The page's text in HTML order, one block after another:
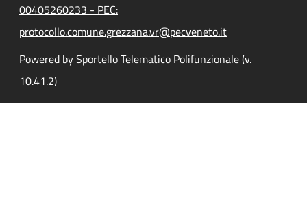
00405260233 - PEC:
protocollo.comune.grezzana.vr@pecveneto.it
Powered by Sportello Telematico Polifunzionale (v.
10.41.2)